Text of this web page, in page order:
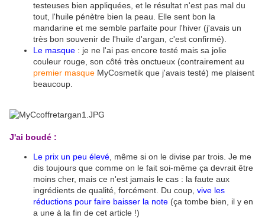
testeuses bien appliquées, et le résultat n'est pas mal du
tout, l'huile pénètre bien la peau. Elle sent bon la
mandarine et me semble parfaite pour l'hiver (j'avais un
très bon souvenir de l'huile d'argan, c'est confirmé).
Le masque : je ne l'ai pas encore testé mais sa jolie
couleur rouge, son côté très onctueux (contrairement au
premier masque MyCosmetik que j'avais testé) me plaisent
beaucoup.
J'ai boudé :
Le prix un peu élevé , même si on le divise par trois. Je me
dis toujours que comme on le fait soi-même ça devrait être
moins cher, mais ce n'est jamais le cas : la faute aux
ingrédients de qualité, forcément. Du coup, vive les
réductions pour faire baisser la note (ça tombe bien, il y en
a une à la fin de cet article !)